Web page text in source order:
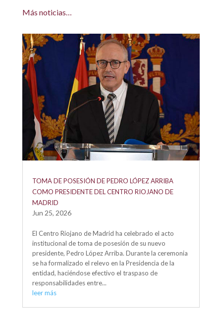
Más noticias…
TOMA DE POSESIÓN DE PEDRO LÓPEZ ARRIBA
COMO PRESIDENTE DEL CENTRO RIOJANO DE
MADRID
Jun 25, 2026
El Centro Riojano de Madrid ha celebrado el acto
institucional de toma de posesión de su nuevo
presidente, Pedro López Arriba. Durante la ceremonia
se ha formalizado el relevo en la Presidencia de la
entidad, haciéndose efectivo el traspaso de
responsabilidades entre...
leer más